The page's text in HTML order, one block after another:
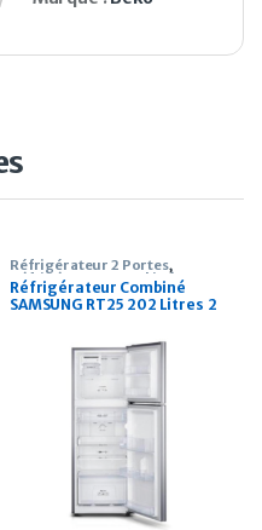
Réfrigérateur 2 Portes,
Réfrigérateur Combiné
Réfrigérateur Combiné
SAMSUNG RT25 202 Litres 2